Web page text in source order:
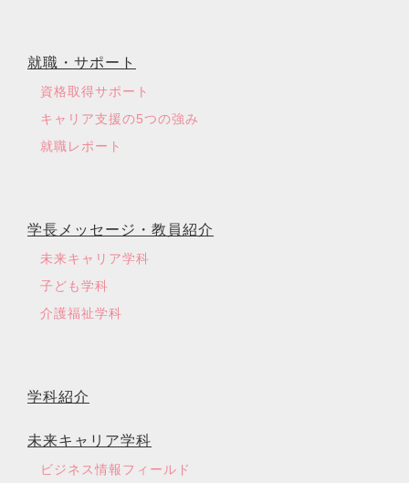
就職・サポート
資格取得サポート
キャリア支援の5つの強み
就職レポート
学長メッセージ・教員紹介
未来キャリア学科
子ども学科
介護福祉学科
学科紹介
未来キャリア学科
ビジネス情報フィールド